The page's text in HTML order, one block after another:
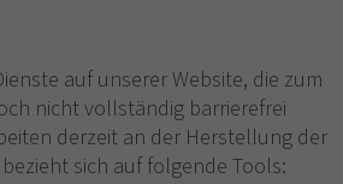
auf unserer Website, die zum
nicht vollständig barrierefrei
derzeit an der Herstellung der
sich auf folgende Tools: